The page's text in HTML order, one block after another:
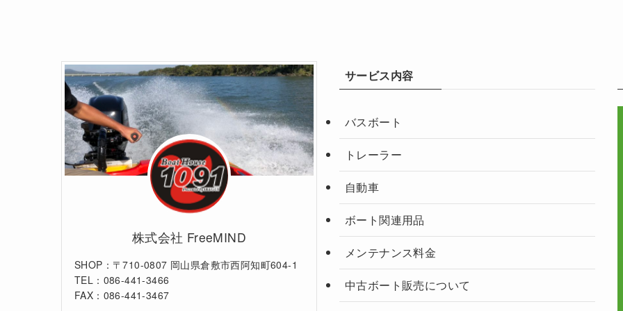
株式会社 FreeMIND
SHOP：〒710-0807 岡山県倉敷市西阿知町604-1
TEL：086-441-3466
FAX：086-441-3467
サービス内容
バスボート
トレーラー
自動車
ボート関連用品
メンテナンス料金
中古ボート販売について